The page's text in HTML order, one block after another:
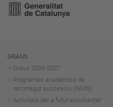
Navegació
GRAUS
Graus 2026-2027
Programes acadèmics de
recorregut successiu (PARS)
Activitats per a futur estudiantat